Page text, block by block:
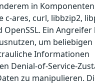
in
c-ares, curl, libbzip2,
Ein
um beliebigen
Informationen
Denial-of-Service-
zu manipulieren.